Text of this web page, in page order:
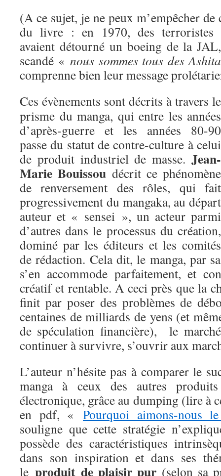
(A ce sujet, je ne peux m’empêcher de
du livre : en 1970, des terroristes
avaient détourné un boeing de la
scandé «nous sommes tous des
comprenne bien leur message
Ces évènements sont décrits à travers le
prisme du manga, qui entre les années
d’après-guerre et les années 80-90
passe du statut de contre-culture à celui
de produit industriel de masse. Jean-
Marie Bouissou décrit ce phénomène
de renversement des rôles, qui fait
progressivement du mangaka, au départ
auteur et « sensei », un acteur parmi
d’autres dans le processus du création,
dominé par les éditeurs et les comités
de rédaction. Cela dit, le manga, par
s’en accommode parfaitement, et
créatif et rentable. A ceci près que la
finit par poser des problèmes de
centaines de milliards de yens (et
de spéculation financière), le
continuer à survivre, s’ouvrir aux
L’auteur n’hésite pas à comparer le
manga à ceux des autres
électronique, grâce au dumping (lire à
en pdf, « Pourquoi aimons-nous
souligne que cette stratégie
possède des caractéristiques
dans son inspiration et dans ses
leproduit de plaisir pur (selon sa